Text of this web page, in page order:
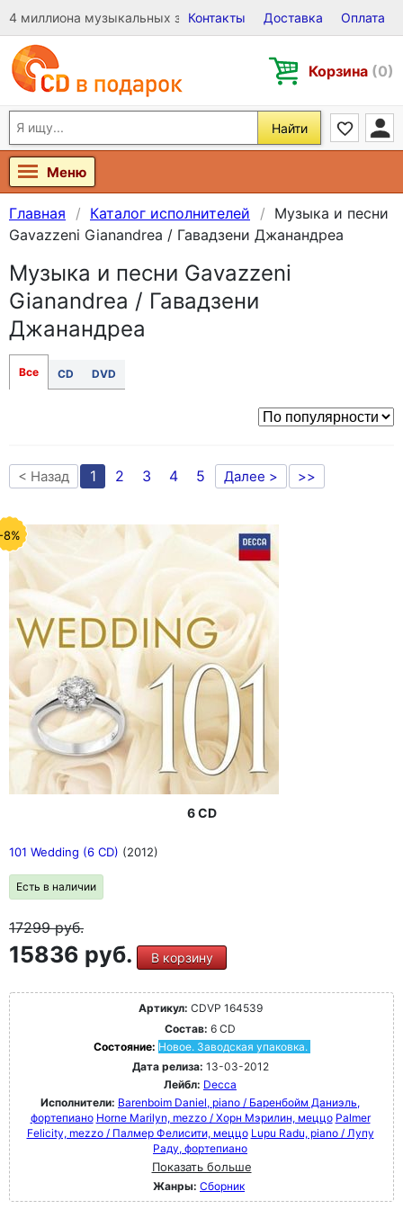
4 миллиона музыкальных записей на Виниле, CD и DVD
Контакты Доставка Оплата
Корзина (0)
Найти
Меню
Главная Каталог исполнителей
Музыка и песни
Gavazzeni Gianandrea / Гавадзени Джанандреа
Музыка и песни Gavazzeni
Gianandrea / Гавадзени
Джанандреа
Все CD DVD
< Назад 1 2 3 4 5 Далее > >>
8%
6 CD
101 Wedding (6 CD) (2012)
Есть в наличии
17299руб.
15836 руб. В корзину
Артикул: CDVP 164539
Состав: 6 CD
Состояние: Новое. Заводская упаковка.
Дата релиза: 13-03-2012
Лейбл: Decca
Исполнители: Barenboim Daniel, piano / Баренбойм Даниэль,
фортепиано Horne Marilyn, mezzo / Хорн Мэрилин, меццо Palmer
Felicity, mezzo / Палмер Фелисити, меццо Lupu Radu, piano / Лупу
Раду, фортепиано
Показать больше
Жанры: Сборник